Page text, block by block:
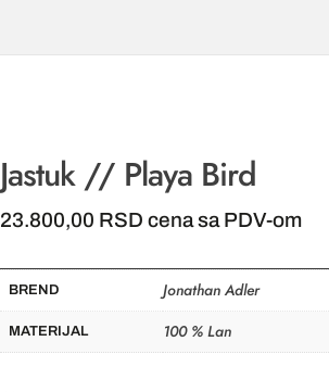
Jastuk // Playa Bird
23.800,00 RSD cena sa PDV-om
BREND Jonathan Adler
MATERIJAL 100 % Lan